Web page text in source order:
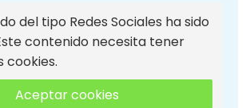
del tipo Redes Sociales ha sido
contenido necesita tener
cookies.
Aceptar cookies